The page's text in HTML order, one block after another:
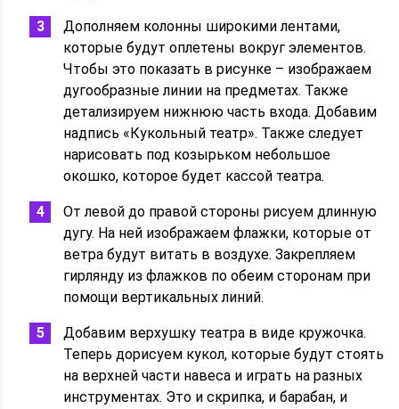
Дополняем колонны широкими лентами,
которые будут оплетены вокруг элементов.
Чтобы это показать в рисунке – изображаем
дугообразные линии на предметах. Также
детализируем нижнюю часть входа. Добавим
надпись «Кукольный театр». Также следует
нарисовать под козырьком небольшое
окошко, которое будет кассой театра.
От левой до правой стороны рисуем длинную
дугу. На ней изображаем флажки, которые от
ветра будут витать в воздухе. Закрепляем
гирлянду из флажков по обеим сторонам при
помощи вертикальных линий.
Добавим верхушку театра в виде кружочка.
Теперь дорисуем кукол, которые будут стоять
на верхней части навеса и играть на разных
инструментах. Это и скрипка, и барабан, и